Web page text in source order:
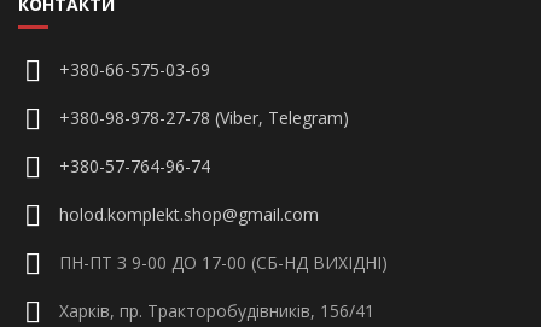
+380-66-575-03-69
+380-98-978-27-78 (Viber, Telegram)
+380-57-764-96-74
holod.komplekt.shop@gmail.com
ПН-ПТ З 9-00 ДО 17-00 (СБ-НД ВИХІДНІ)
Харків, пр. Тракторобудівників, 156/41